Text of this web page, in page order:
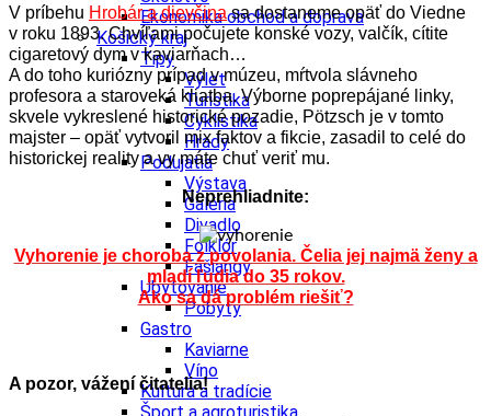
Ekonomika obchod a doprava
Košický kraj
Tipy
Výlet
Turistika
Cyklistika
Hrady
Podujatia
Výstava
Galéria
Divadlo
Folklór
Fašiangy
Ubytovanie
Pobyty
Gastro
Kaviarne
Víno
Kultúra a tradície
V príbehu Hrobár a dievčina sa dostaneme opäť do Viedne
v roku 1893. Chvíľami počujete konské vozy, valčík, cítite
cigaretový dym v kaviarňach…
A do toho kuriózny prípad v múzeu, mŕtvola slávneho
profesora a staroveká kliatba. Výborne poprepájané linky,
skvele vykreslené historické pozadie, Pötzsch je v tomto
majster – opäť vytvoril mix faktov a fikcie, zasadil to celé do
historickej reality a vy máte chuť veriť mu.
Neprehliadnite:
Vyhorenie je choroba z povolania. Čelia jej najmä ženy a
mladí ľudia do 35 rokov.
Ako sa dá problém riešiť?
A pozor, vážení čitatelia!